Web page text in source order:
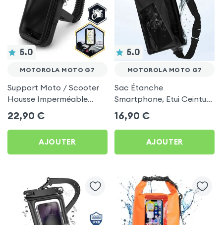
5.0
MOTOROLA MOTO G7
Support Moto / Scooter
Housse Imperméable
Rotatif 360°, Fixation
Retroviseur - Noir pour
Motorola Moto G7
22,90 €
AJOUTER
5.0
MOTOROLA MOTO G7
Sac Étanche
Smartphone, Etui Ceinture
à Sangle Réglable, 100%
Tactile - Noir pour
Motorola Moto G7
16,90 €
AJOUTER